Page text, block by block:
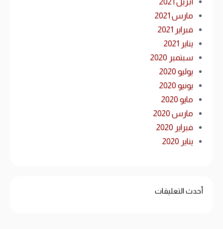
مارس 2021
فبراير 2021
يناير 2021
سبتمبر 2020
يوليو 2020
يونيو 2020
مايو 2020
مارس 2020
فبراير 2020
يناير 2020
أحدث التعليقات